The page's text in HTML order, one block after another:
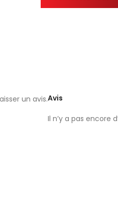
Avis
Il n’y a pas encore
un avis.